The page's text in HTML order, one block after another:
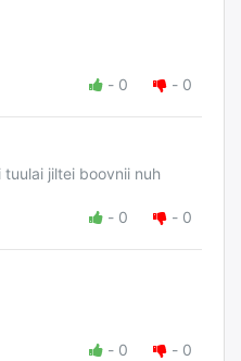
- 0 - 0
jiltei boovnii nuh
- 0 - 0
- 0 - 0